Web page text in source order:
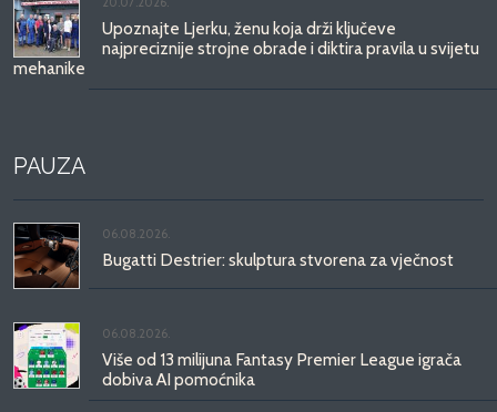
Upoznajte Ljerku, ženu koja drži ključeve
najpreciznije strojne obrade i diktira pravila u svijetu
mehanike
PAUZA
06.08.2026.
Bugatti Destrier: skulptura stvorena za vječnost
06.08.2026.
Više od 13 milijuna Fantasy Premier League igrača
dobiva AI pomoćnika